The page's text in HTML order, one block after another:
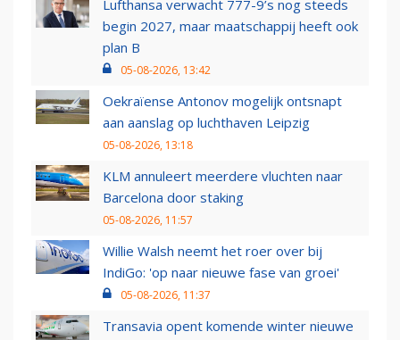
Lufthansa verwacht 777-9’s nog steeds
begin 2027, maar maatschappij heeft ook
plan B
05-08-2026, 13:42
Oekraïense Antonov mogelijk ontsnapt
aan aanslag op luchthaven Leipzig
05-08-2026, 13:18
KLM annuleert meerdere vluchten naar
Barcelona door staking
05-08-2026, 11:57
Willie Walsh neemt het roer over bij
IndiGo: 'op naar nieuwe fase van groei'
05-08-2026, 11:37
Transavia opent komende winter nieuwe